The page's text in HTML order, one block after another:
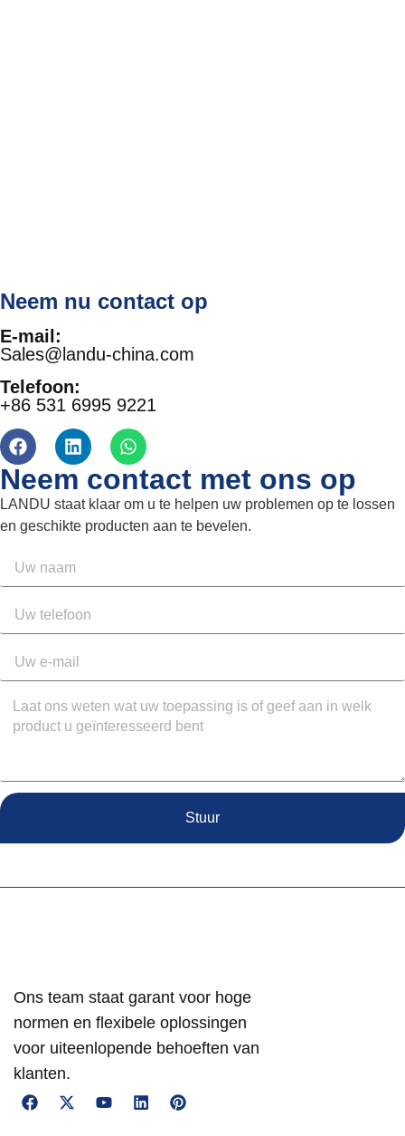
Neem nu contact op
E-mail:
Sales@landu-china.com
Telefoon:
+86 531 6995 9221
Neem contact met ons op
LANDU staat klaar om u te helpen uw problemen op te lossen
en geschikte producten aan te bevelen.
Stuur
Ons team staat garant voor hoge
normen en flexibele oplossingen
voor uiteenlopende behoeften van
klanten.